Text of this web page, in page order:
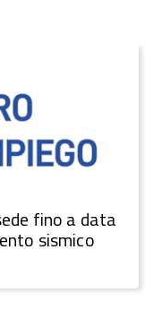
fino a data
sismico